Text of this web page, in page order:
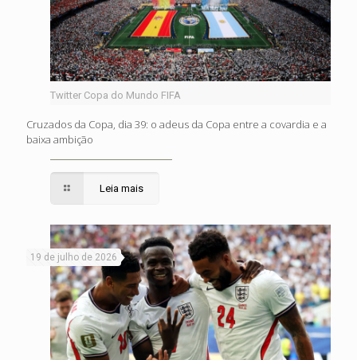
Twitter Copa do Mundo FIFA
Cruzados da Copa, dia 39: o adeus da Copa entre a covardia e a
baixa ambição
Leia mais
19 de julho de 2026